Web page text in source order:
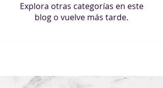
Explora otras categorías en este
blog o vuelve más tarde.